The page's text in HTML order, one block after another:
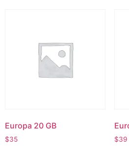
Europa 20 GB
$35 $39